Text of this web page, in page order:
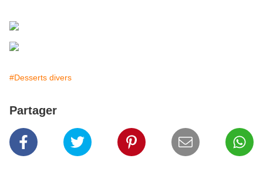
#Desserts divers
Partager